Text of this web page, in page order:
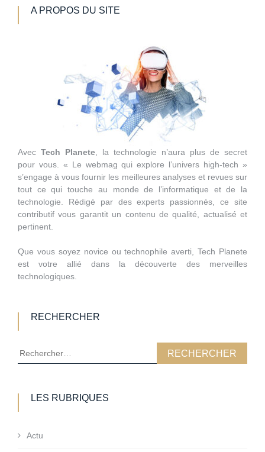
A PROPOS DU SITE
Avec Tech Planete , la technologie n’aura plus de secret
pour vous. « Le webmag qui explore l’univers high-tech »
s’engage à vous fournir les meilleures analyses et revues sur
tout ce qui touche au monde de l’informatique et de la
technologie. Rédigé par des experts passionnés, ce site
contributif vous garantit un contenu de qualité, actualisé et
pertinent.
Que vous soyez novice ou technophile averti, Tech Planete
est votre allié dans la découverte des merveilles
technologiques.
RECHERCHER
LES RUBRIQUES
Actu